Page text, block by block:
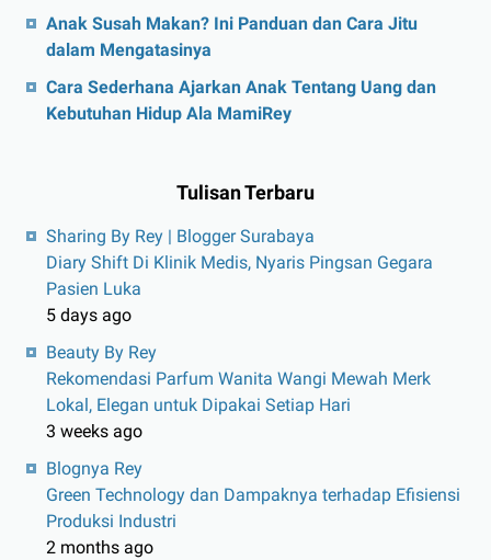
Anak Susah Makan? Ini Panduan dan Cara Jitu
dalam Mengatasinya
Cara Sederhana Ajarkan Anak Tentang Uang dan
Kebutuhan Hidup Ala MamiRey
Tulisan Terbaru
Sharing By Rey | Blogger Surabaya
Diary Shift Di Klinik Medis, Nyaris Pingsan Gegara
Pasien Luka
5 days ago
Beauty By Rey
Rekomendasi Parfum Wanita Wangi Mewah Merk
Lokal, Elegan untuk Dipakai Setiap Hari
3 weeks ago
Blognya Rey
Green Technology dan Dampaknya terhadap Efisiensi
Produksi Industri
2 months ago